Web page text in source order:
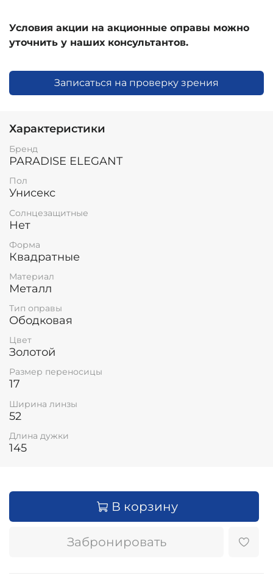
Условия акции на акционные оправы можно
уточнить у наших консультантов.
Записаться на проверку зрения
Характеристики
Бренд
PARADISE ELEGANT
Пол
Унисекс
Солнцезащитные
Нет
Форма
Квадратные
Материал
Металл
Тип оправы
Ободковая
Цвет
Золотой
Размер переносицы
17
Ширина линзы
52
Длина дужки
145
В корзину
Забронировать